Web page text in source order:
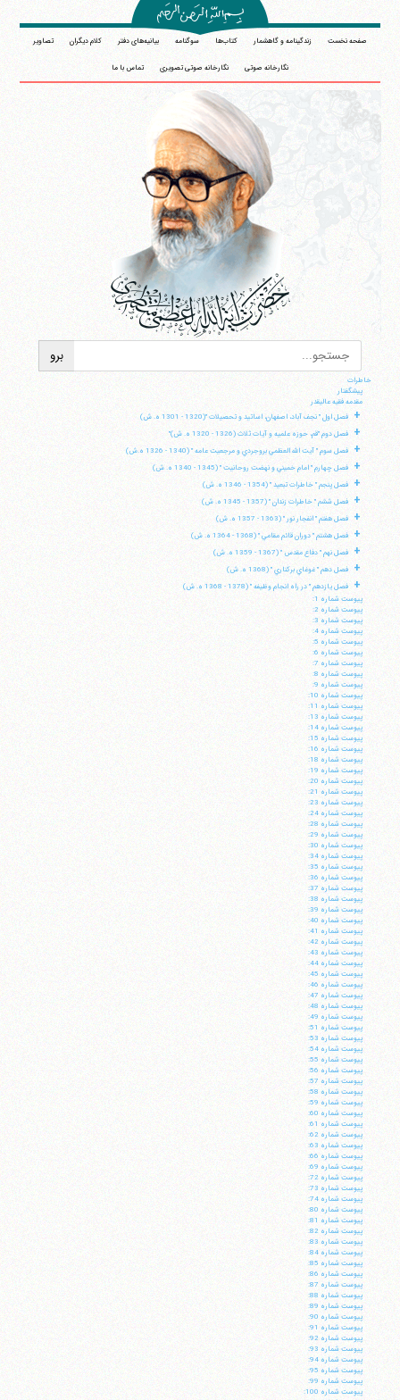
صفحه نخست زندگینامه و گاهشمار کتاب‌ها سوگنامه بیانیه‌های دفتر کلام دیگران تصاویر
نگارخانه صوتی نگارخانه صوتی تصویری تماس با ما
خاطرات
پيشگفتار
مقدمه فقيه عاليقدر
+ فصل اول " نجف آباد، اصفهان، اساتيد و تحصيلات "(1320 - 1301 ه. ش)
+ فصل دوم "قم، حوزه علميه و آيات ثلاث (1326 - 1320 ه. ش)"
+ فصل سوم " آيت الله العظمي بروجردي و مرجعيت عامه " (1340 - 1326 ه.ش)
+ فصل چهارم " امام خميني و نهضت روحانيت " (1345 - 1340 ه. ش)
+ فصل پنجم " خاطرات تبعيد " (1354 - 1346 ه. ش)
+ فصل ششم " خاطرات زندان " (1357 - 1345 ه. ش)
+ فصل هفتم " انفجار نور " (1363 - 1357 ه. ش)
+ فصل هشتم " دوران قائم مقامي " (1368 - 1364 ه. ش)
+ فصل نهم " دفاع مقدس " (1367 - 1359 ه. ش)
+ فصل دهم " غوغاي بركناري " (1368 ه. ش)
+
فصل يازدهم " در راه انجام وظيفه " (1378 - 1368 ه. ش)
پيوست شماره 1:
پيوست شماره 2:
پيوست شماره 3:
پيوست شماره 4:
پيوست شماره 5:
پيوست شماره 6:
پيوست شماره 7:
پيوست شماره 8:
پيوست شماره 9:
پيوست شماره 10:
پيوست شماره 11:
پيوست شماره 13:
پيوست شماره 14:
پيوست شماره 15:
پيوست شماره 16:
پيوست شماره 18:
پيوست شماره 19:
پيوست شماره 20:
پيوست شماره 21:
پيوست شماره 23:
پيوست شماره 24:
پيوست شماره 28:
پيوست شماره 29:
پيوست شماره 30:
پيوست شماره 34:
پيوست شماره 35:
پيوست شماره 36:
پيوست شماره 37:
پيوست شماره 38:
پيوست شماره 39:
پيوست شماره 40:
پيوست شماره 41:
پيوست شماره 42:
پيوست شماره 43:
پيوست شماره 44:
پيوست شماره 45:
پيوست شماره 46:
پيوست شماره 47:
پيوست شماره 48:
پيوست شماره 49:
پيوست شماره 51:
پيوست شماره 53:
پيوست شماره 54:
پيوست شماره 55:
پيوست شماره 56:
پيوست شماره 57:
پيوست شماره 58:
پيوست شماره 59:
پيوست شماره 60:
پيوست شماره 61:
پيوست شماره 62:
پيوست شماره 63:
پيوست شماره 66:
پيوست شماره 69:
پيوست شماره 72:
پيوست شماره 73:
پيوست شماره 74:
پيوست شماره 80:
پيوست شماره 81:
پيوست شماره 82:
پيوست شماره 83:
پيوست شماره 84:
پيوست شماره 85:
پيوست شماره 86:
پيوست شماره 87:
پيوست شماره 88:
پيوست شماره 89:
پيوست شماره 90:
پيوست شماره 91:
پيوست شماره 92:
پيوست شماره 93:
پيوست شماره 94:
پيوست شماره 95:
پيوست شماره 99:
پيوست شماره 100: